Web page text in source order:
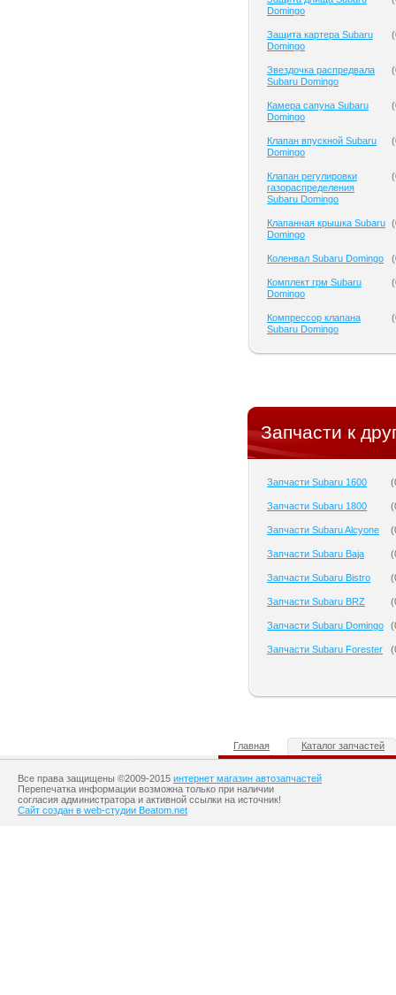
Domingo
Защита картера Subaru
Domingo
(
Звездочка распредвала
Subaru Domingo
(
Камера сапуна Subaru
Domingo
(
Клапан впускной Subaru
Domingo
(
Клапан регулировки
газораспределения
Subaru Domingo
(
Клапанная крышка Subaru
Domingo
(
Коленвал Subaru Domingo (
Комплект грм Subaru
Domingo
(
Компрессор клапана
Subaru Domingo
(
Запчасти к
Запчасти Subaru 1600 (
Запчасти Subaru 1800 (
Запчасти Subaru Alcyone (
Запчасти Subaru Baja (
Запчасти Subaru Bistro (
Запчасти Subaru BRZ (
Запчасти Subaru Domingo (
Запчасти Subaru Forester (
Главная Каталог запчастей
Все права защищены ©2009-2015 интернет магазин автозапчастей
Перепечатка информации возможна только при наличии
согласия администратора и активной ссылки на источник!
Сайт создан в web-студии Beatom.net